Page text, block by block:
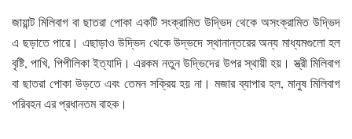
জায়ান্ট মিলিবাগ বা ছাতরা পোকা একটি সংক্রামিত উদ্ভিদ থেকে অসংক্রামিত উদ্ভিদ
এ ছড়াতে পারে। এছাড়াও উদ্ভিদ থেকে উদ্ভদে স্থানান্তরের অন্য মাধ্যমগুলো হল
বৃষ্টি, পাখি, পিপীলিকা ইত্যাদি। এরকম নতুন উদ্ভিদের উপর স্থায়ী হয়। স্ত্রী মিলিবাগ
বা ছাতরা পোকা উড়তে এবং তেমন সক্রিয় হয় না। মজার ব্যাপার হল, মানুষ মিলিবাগ
পরিবহন এর প্রধানতম বাহক।